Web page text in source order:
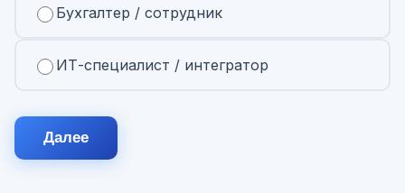
Бухгалтер / сотрудник
ИТ-специалист / интегратор
Далее